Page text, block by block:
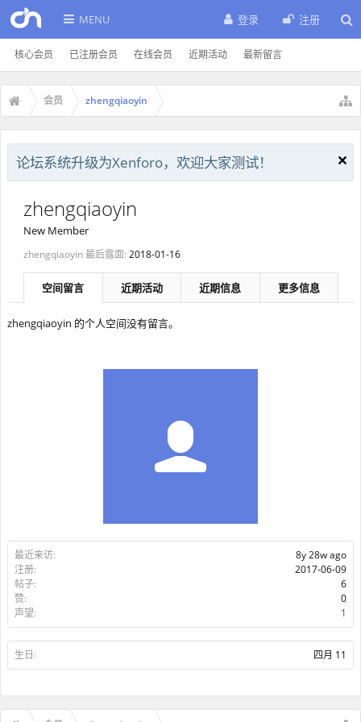
MENU
核心会员 已注册会员 在线会员 近期活动 最新留言
登录 注册
会员 zhengqiaoyin
论坛系统升级为Xenforo，欢迎大家测试！
最近来访:
8y 28w ago
注册:
2017-06-09
帖子:
6
赞:
0
声望:
1
生日: 四月 11
zhengqiaoyin
New Member
zhengqiaoyin 最后露面: 2018-01-16
空间留言 近期活动 近期信息 更多信息
zhengqiaoyin 的个人空间没有留言。